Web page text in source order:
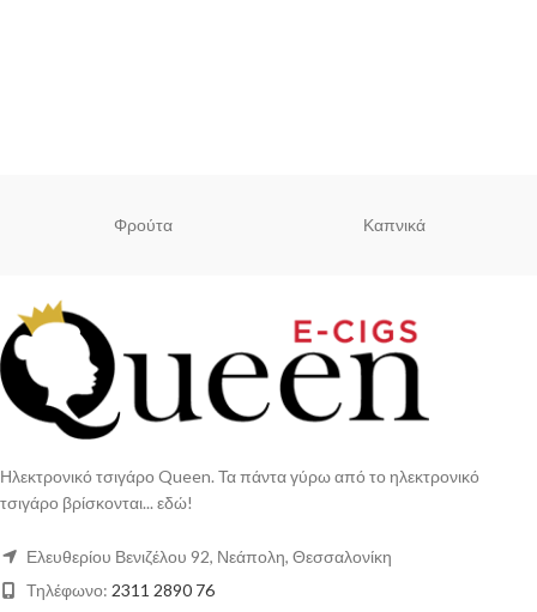
Φρούτα Καπνικά
Ηλεκτρονικό τσιγάρο Queen. Τα πάντα γύρω από το ηλεκτρονικό
τσιγάρο βρίσκονται... εδώ!
Ελευθερίου Βενιζέλου 92, Νεάπολη, Θεσσαλονίκη
Τηλέφωνο: 2311 2890 76